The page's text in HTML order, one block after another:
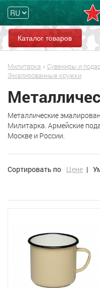
Каталог товаров
Милитарка » Сувениры и
Эмалированные кружки
Металлические
Милитарка. Армейские
Москве и России.
Сортировать по Цене |